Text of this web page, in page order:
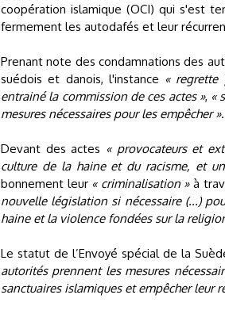
coopération islamique (OCI) qui s'est
fermement les autodafés et leur
Prenant note des condamnations des
suédois et danois, l'instance « regrette
entrainé la commission de ces actes », «
mesures nécessaires pour les empêcher ».
Devant des actes « provocateurs et
culture de la haine et du racisme, et
bonnement leur « criminalisation »à
nouvelle législation si nécessaire (...)
haine et la violence fondées sur la
Le statut de l’Envoyé spécial de la
autorités prennent les mesures
sanctuaires islamiques et empêcher leur